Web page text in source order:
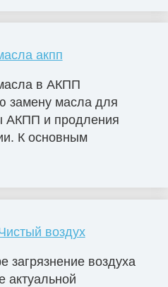
акпп
в АКПП
замену масла для
АКПП и продления
К основным
воздух
загрязнение воздуха
актуальной